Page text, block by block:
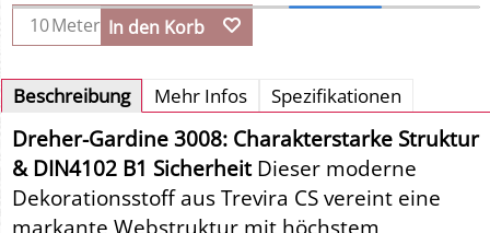
Meter In den Korb
Beschreibung Mehr Infos Spezifikationen
Dreher-Gardine 3008: Charakterstarke Struktur
& DIN4102 B1 SicherheitDieser moderne
Dekorationsstoff aus Trevira CS vereint eine
markante Webstruktur mit höchstem